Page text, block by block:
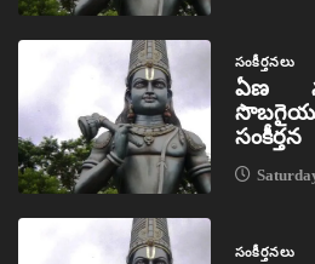
సంకీర్తనలు
ఏణ
సంకీర్తన
సంకీర్తనలు